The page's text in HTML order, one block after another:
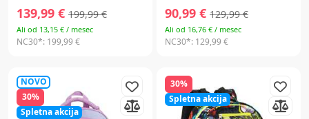
139,99 € 199,99 €
Ali od 13,15 € / mesec
NC30*: 199,99 €
90,99 € 129,99 €
Ali od 16,76 € / mesec
NC30*: 129,99 €
30%
Spletna akcija
NOVO
30%
Spletna akcija